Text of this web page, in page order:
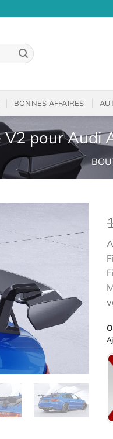
BONNES AFFAIRES
V2 pour Audi